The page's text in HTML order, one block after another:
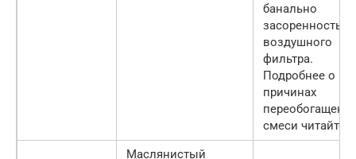
банально
засоренность
воздушного
фильтра.
Подробнее о
причинах
смеси читайте
Маслянистый